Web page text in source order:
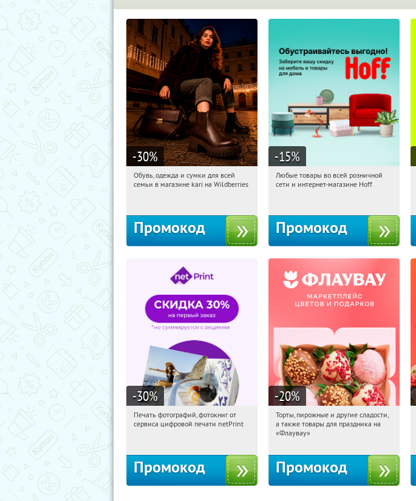
-30%
10:10:02 Получили:
Обувь, одежда и сумки для всей
семьи в магазине kari на Wildberries
Промокод
-15%
10:10:02 Получили:
Любые товары во всей розничной
сети и интернет-магазине Hoff
Промокод
-30%
10:10:02 Получили:
Печать фотографий, фотокниг от
сервиса цифровой печати netPrint
Промокод
-20%
10:10:02 Получили:
Россия
Торты, пирожные и другие сладости,
а также товары для праздника на
«Флаувау»
Промокод